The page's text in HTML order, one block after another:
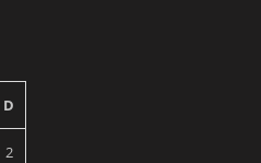
D
2